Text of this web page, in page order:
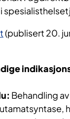
(publisert 20.
Behandling